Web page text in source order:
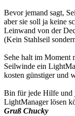
Bevor jemand sagt,
aber sie soll ja keine
Leinwand von der
(Kein Stahlseil
Sehe halt im Moment
Seilwinde ein
kosten günstiger und
Bin für jede Hilfe und
LightManager lösen
Gruß Chucky